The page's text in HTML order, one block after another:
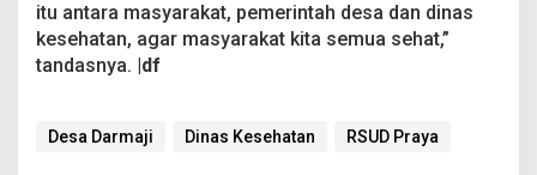
itu antara masyarakat, pemerintah desa dan dinas
kesehatan, agar masyarakat kita semua sehat,”
tandasnya. |df
Desa Darmaji Dinas Kesehatan RSUD Praya